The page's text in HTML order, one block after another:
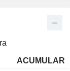
ACUMULAR